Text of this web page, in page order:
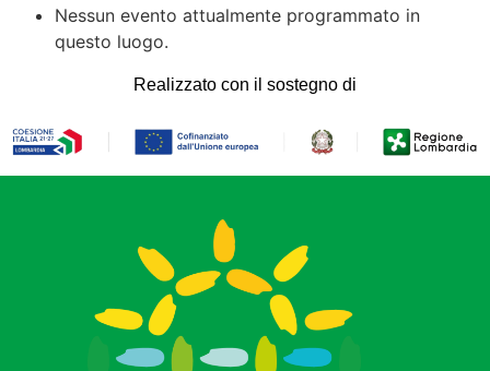
Nessun evento attualmente programmato in
questo luogo.
Realizzato con il sostegno di